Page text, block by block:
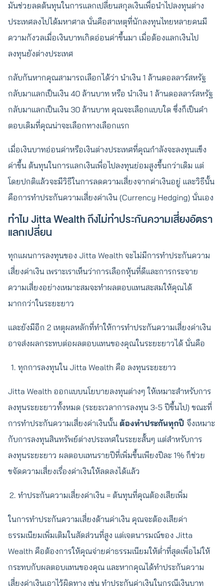
มันช่วยลดต้นทุนในการแลกเปลี่ยนสกุลเงินเพื่อนำไปลงทุนต่าง
ประเทศลงไปได้มหาศาล นั่นคือสาเหตุที่นักลงทุนไทยหลายคนมี
ความกังวลเมื่อเงินบาทเกิดอ่อนค่าขึ้นมา เมื่อต้องแลกเงินไป
ลงทุนยังต่างประเทศ
กลับกันหากคุณสามารถเลือกได้ว่า นำเงิน 1 ล้านดอลลาร์สหรัฐ
กลับมาแลกเป็นเงิน 40 ล้านบาท หรือ นำเงิน 1 ล้านดอลลาร์สหรัฐ
กลับมาแลกเป็นเงิน 30 ล้านบาท คุณจะเลือกแบบใด ซึ่งก็เป็นคำ
ตอบเดิมที่คุณน่าจะเลือกทางเลือกแรก
เมื่อเงินบาทอ่อนค่าหรือเงินต่างประเทศที่คุณกำลังจะลงทุนแข็ง
ค่าขึ้น ต้นทุนในการแลกเงินเพื่อไปลงทุนย่อมสูงขึ้นกว่าเดิม แต่
โดยปกติแล้วจะมีวิธีในการลดความเสี่ยงจากค่าเงินอยู่ และวิธีนั้น
คือการทำประกันความเสี่ยงค่าเงิน (Currency Hedging) นั่นเอง
ทำไม Jitta Wealth ถึงไม่ทำประกันความเสี่ยงอัตรา
แลกเปลี่ยน
ทุกแผนการลงทุนของ Jitta Wealth จะไม่มีการทำประกันความ
เสี่ยงค่าเงิน เพราะเราเห็นว่าการเลือกหุ้นที่ดีและการกระจาย
ความเสี่ยงอย่างเหมาะสมจะทำผลตอบแทนสะสมให้คุณได้
มากกว่าในระยะยาว
และยังมีอีก 2 เหตุผลหลักที่ทำให้การทำประกันความเสี่ยงค่าเงิน
อาจส่งผลกระทบต่อผลตอบแทนของคุณในระยะยาวได้ นั่นคือ
ทุกการลงทุนใน Jitta Wealth คือ ลงทุนระยะยาว
Jitta Wealth ออกแบบนโยบายลงทุนต่างๆ ให้เหมาะสำหรับการ
ลงทุนระยะยาวทั้งหมด (ระยะเวลาการลงทุน 3-5 ปีขึ้นไป) ขณะที่
การทำประกันความเสี่ยงค่าเงินนั้น ต้องทำประกันทุกปี จึงเหมาะ
กับการลงทุนสินทรัพย์ต่างประเทศในระยะสั้นๆ แต่สำหรับการ
ลงทุนระยะยาว ผลตอบแทนรายปีที่เพิ่มขึ้นเพียงปีละ 1% ก็ช่วย
ขจัดความเสี่ยงเรื่องค่าเงินให้ลดลงได้แล้ว
ทำประกันความเสี่ยงค่าเงิน = ต้นทุนที่คุณต้องเสียเพิ่ม
ในการทำประกันความเสี่ยงด้านค่าเงิน คุณจะต้องเสียค่า
ธรรมเนียมเพิ่มเติมในสัดส่วนที่สูง แต่เจตนารมณ์ของ Jitta
Wealth คือต้องการให้คุณจ่ายค่าธรรมเนียมให้ต่ำที่สุดเพื่อไม่ให้
กระทบกับผลตอบแทนของคุณ และหากคุณได้ทำประกันความ
เสี่ยงค่าเงินเอาไว้ผิดทาง เช่น ทำประกันค่าเงินในกรณีเงินบาท